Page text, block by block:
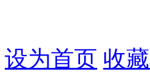
设为首页 收